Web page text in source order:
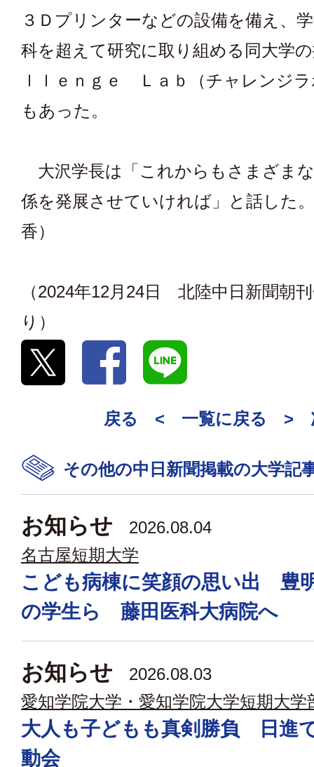
３Ｄプリンターなどの設備を備え、
科を超えて研究に取り組める同大学
ｌｌｅｎｇｅ Ｌａｂ（チャレンジ
もあった。
大沢学長は「これからもさまざま
係を発展させていければ」と話した
香）
（2024年12月24日 北陸中日新聞朝
り）
戻る < 一覧に戻る >
その他の中日新聞掲載の大学記
お知らせ
2026.08.04
名古屋短期大学
こども病棟に笑顔の思い出 豊
の学生ら 藤田医科大病院へ
お知らせ
2026.08.03
愛知学院大学・愛知学院大学短期大学
大人も子どもも真剣勝負 日進
動会